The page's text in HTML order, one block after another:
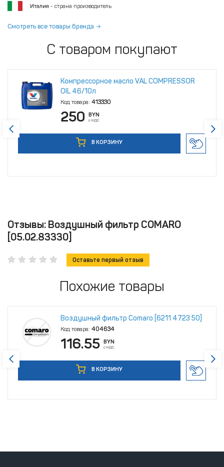
Италия - страна производитель
Смотреть все товары бренда
С товаром покупают
Компрессорное масло VAL COMPRESSOR
OIL 46/10л
Код товара: 413330
250 BYN
с НДС
В КОРЗИНУ
Отзывы: Воздушный фильтр COMARO
[05.02.83330]
Оставьте первый отзыв
Похожие товары
Воздушный фильтр Comaro [6211 4723 50]
Код товара: 404634
116.55 BYN
с НДС
В КОРЗИНУ